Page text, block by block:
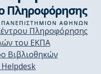
Πληροφόρησης
του ΕΚΠΑ
Βιβλιοθηκών
Helpdesk